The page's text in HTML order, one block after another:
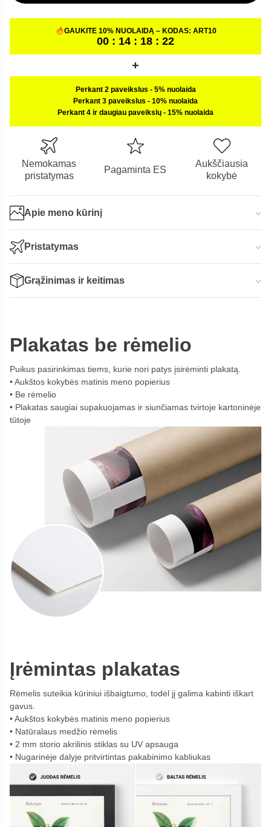
GAUKITE 10% NUOLAIDĄ – KODAS: ART10
00 : 14 : 18 : 21
Perkant 2 paveikslus - 5% nuolaida
Perkant 3 paveikslus - 10% nuolaida
Perkant 4 ir daugiau paveikslų - 15% nuolaida
Nemokamas
pristatymas
Pagaminta ES
Aukščiausia
kokybė
Apie meno kūrinį
Pristatymas
Grąžinimas ir keitimas
Plakatas be rėmelio
Puikus pasirinkimas tiems, kurie nori patys įsirėminti plakatą.
Aukštos kokybės matinis meno popierius
Be rėmelio
Plakatas saugiai supakuojamas ir siunčiamas tvirtoje kartoninėje
tūtoje
Įrėmintas plakatas
Rėmelis suteikia kūriniui išbaigtumo, todėl jį galima kabinti iškart
gavus.
Aukštos kokybės matinis meno popierius
Natūralaus medžio rėmelis
2 mm storio akrilinis stiklas su UV apsauga
Nugarinėje dalyje pritvirtintas pakabinimo kabliukas